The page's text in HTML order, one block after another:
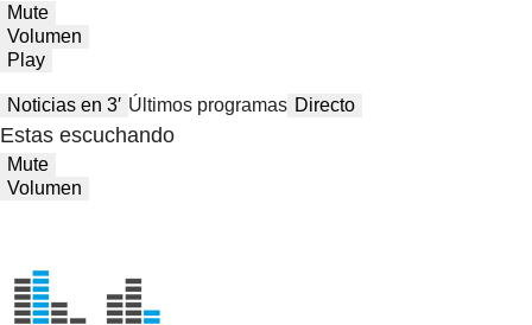
Mute
Volumen
Play
Noticias en 3′ Últimos programas Directo
Estas escuchando
Mute
Volumen